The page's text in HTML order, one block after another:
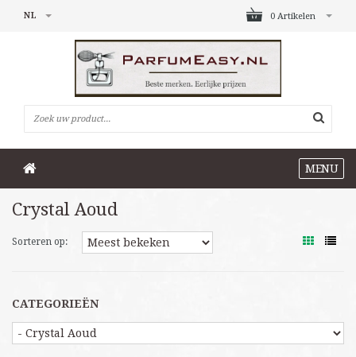
0 Artikelen
NL
MENU
Crystal Aoud
Sorteren op:
CATEGORIEËN